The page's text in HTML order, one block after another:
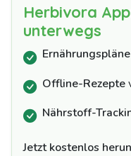
Herbivora
unterwegs
Ernährungspläne
Offline-Rezepte
Nährstoff-
Jetzt kostenlos